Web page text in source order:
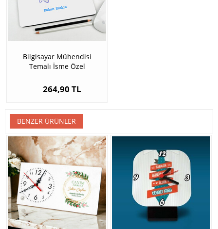
Bilgisayar Mühendisi
Temalı İsme Özel
264,90 TL
BENZER ÜRÜNLER